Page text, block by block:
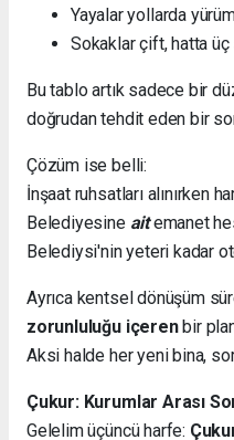
Yayalar yollarda
Sokaklar çift, hatta
Bu tablo artık sadece bir
doğrudan tehdit eden bir
Çözüm ise belli:
İnşaat ruhsatları alınırken
Belediyesine aitemanet
Belediysi'nin yeteri kadar
Ayrıca kentsel dönüşüm
zorunluluğu içerenbir
Aksi halde her yeni bina,
Çukur: Kurumlar Arası
Gelelim üçüncü harfe: